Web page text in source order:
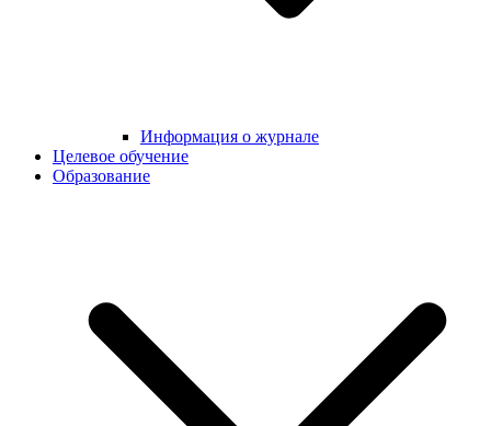
Информация о журнале
Целевое обучение
Образование